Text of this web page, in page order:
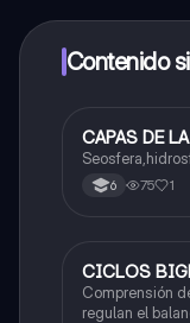
a determinadas
Contenido
Biologia
CAPAS DE
6 75 1
Biologia
CICLOS
Comprensión
regulan el